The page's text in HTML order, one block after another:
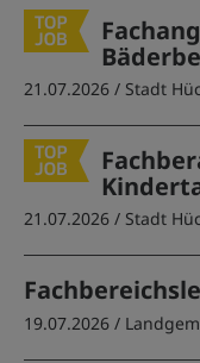
21.07.2026 / Stadt
21.07.2026 / Stadt
19.07.2026 /